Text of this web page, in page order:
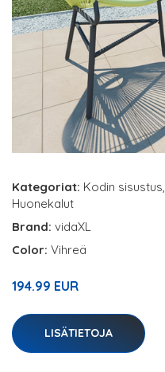
Kategoriat: Kodin sisustus,
Huonekalut
Brand: vidaXL
Color: Vihreä
194.99 EUR
LISÄTIETOJA